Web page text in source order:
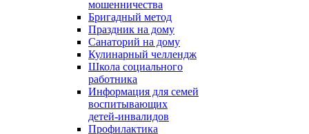
мошенничества
Бригадный метод
Праздник на дому
Санаторий на дому
Кулинарный челлендж
Школа социального
работника
Информация для семей
воспитывающих
детей-инвалидов
Профилактика